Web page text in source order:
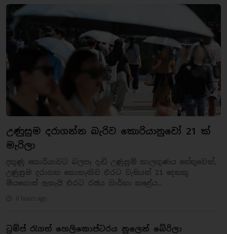
උණුසුම දරාගන්න බැරිව කොරියානුවෝ 21 ක්
මැරිලා
දකුණු කොරියාවට බලපෑ දැඩි උණුසුම් කාලගුණය හේතුවෙන්,
උණුසුම දරාගත නොහැකිව එරට වැසියන් 21 දෙනකු
මියගොස් ඇතැයි එරට රජය වාර්තා කළේය...
8 hours ago
ට්‍රම්ප් රැගත් හෙලිකොප්ටරය නූලෙන් බේරිලා